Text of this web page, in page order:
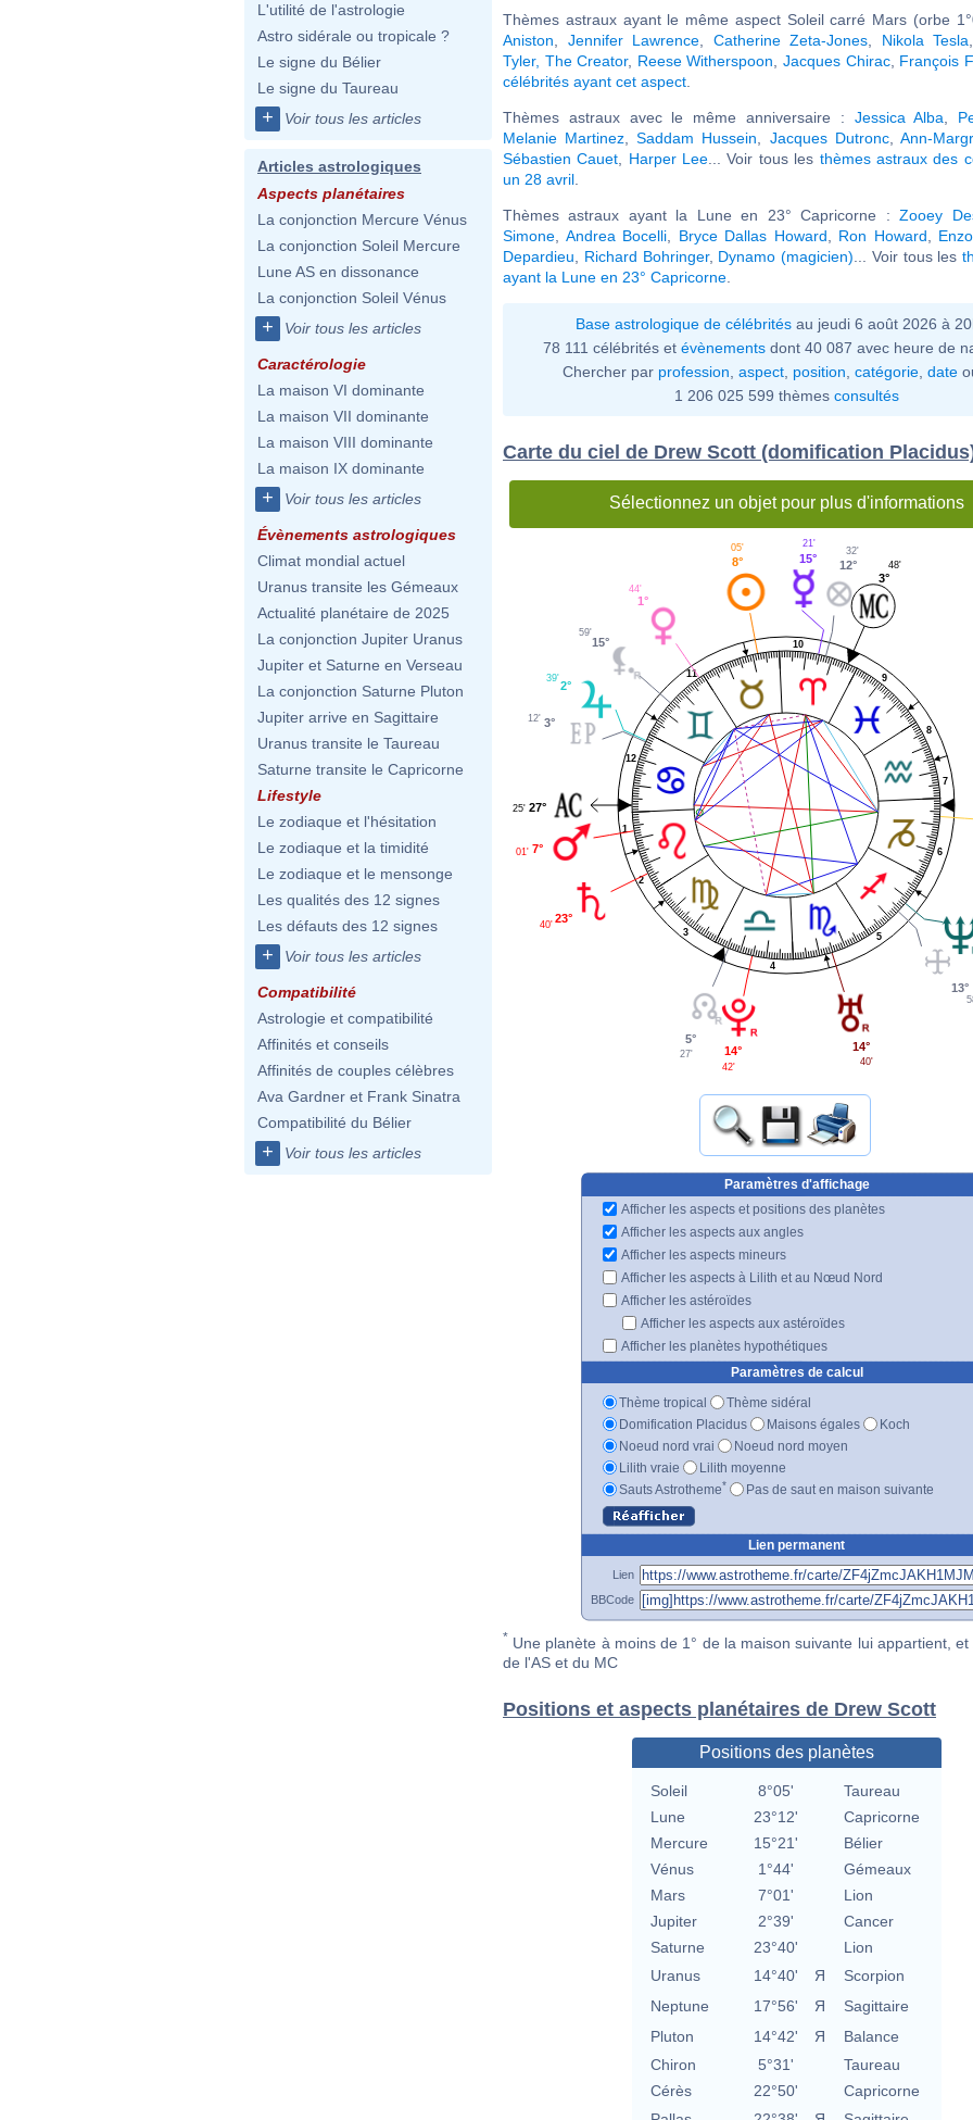
L'utilité de l'astrologie
Astro sidérale ou tropicale ?
Le signe du Bélier
Le signe du Taureau
+ Voir tous les articles
Articles astrologiques
Aspects planétaires
La conjonction Mercure Vénus
La conjonction Soleil Mercure
Lune AS en dissonance
La conjonction Soleil Vénus
+ Voir tous les articles
Caractérologie
La maison VI dominante
La maison VII dominante
La maison VIII dominante
La maison IX dominante
+ Voir tous les articles
Évènements astrologiques
Climat mondial actuel
Uranus transite les Gémeaux
Actualité planétaire de 2025
La conjonction Jupiter Uranus
Jupiter et Saturne en Verseau
La conjonction Saturne Pluton
Jupiter arrive en Sagittaire
Uranus transite le Taureau
Saturne transite le Capricorne
Lifestyle
Le zodiaque et l'hésitation
Le zodiaque et la timidité
Le zodiaque et le mensonge
Les qualités des 12 signes
Les défauts des 12 signes
+ Voir tous les articles
Compatibilité
Astrologie et compatibilité
Affinités et conseils
Affinités de couples célèbres
Ava Gardner et Frank Sinatra
Compatibilité du Bélier
+ Voir tous les articles
Thèmes astraux ayant le même aspect Soleil carré Mars (orbe
Aniston
Jennifer Lawrence Catherine Zeta-Jones Nikola Tesla
Tyler, The Creator, Reese Witherspoon ,Jacques Chirac, François
célébrités ayant cet aspect
Thèmes astraux avec le même anniversaire : Jessica Alba
Melanie Martinez ,Saddam Hussein Jacques Dutronc, Ann-
Sébastien Cauet
Harper Lee ... Voir tous les thèmes astraux des
un 28 avril
Thèmes astraux ayant la Lune en 23° Capricorne :Zooey
Simone
Andrea Bocelli Bryce Dallas Howard Ron Howard
Depardieu
Richard Bohringer, Dynamo (magicien) ... Voir tous les
ayant la Lune en 23° Capricorne
Base astrologique de célébritésau jeudi 6 août 2026 à
78 111 célébrités et évènements dont 40 087 avec heure de
Chercher par profession aspect position catégorie date
1 206 025 599 thèmes consultés
Carte du ciel de Drew Scott (domification
Sélectionnez un objet pour plus d'informations
1
2
3
4
5
6
7
8
9
10
11
12
3°
48'
12°
32'
15°
21'
8°
05'
1°
44'
15°
59'
2°
39'
3°
12'
27°
25'
7°
01'
23°
40'
5°
27' 14°
42'
14°
40'
13°
Paramètres d'affichage
Afficher les aspects et positions des planètes
Afficher les aspects aux angles
Afficher les aspects mineurs
Afficher les aspects à Lilith et au Nœud Nord
Afficher les astéroïdes
Afficher les aspects aux astéroïdes
Afficher les planètes hypothétiques
Paramètres de calcul
Thème tropical
Thème sidéral
Domification Placidus
Maisons égales
Koch
Noeud nord vrai
Noeud nord moyen
Lilith vraie
Lilith moyenne
Sauts Astrotheme* Pas de saut en maison suivante
Lien permanent
Lien
BBCode
* Une planète à moins de 1° de la maison suivante lui appartient, et
de l'AS et du MC
Positions et aspects planétaires de Drew Scott
Positions des planètes
Soleil 8°05'
Taureau
Lune
23°12'
Capricorne
Mercure
15°21'
Bélier
Vénus
1°44'
Gémeaux
Mars
7°01'
Lion
Jupiter
2°39'
Cancer
Saturne
23°40'
Lion
Uranus
14°40' Я
Scorpion
Neptune
17°56' Я
Sagittaire
Pluton
14°42' Я
Balance
Chiron
5°31'
Taureau
Cérès
22°50'
Capricorne